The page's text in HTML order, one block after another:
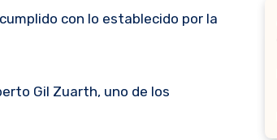
con lo establecido por la
Gil Zuarth, uno de los